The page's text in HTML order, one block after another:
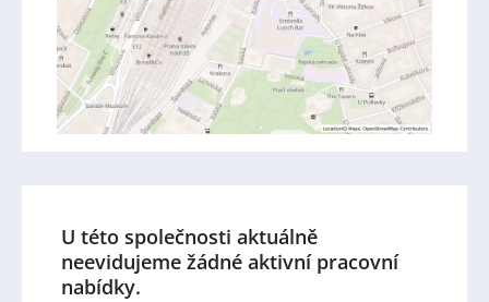
U této společnosti aktuálně
neevidujeme žádné aktivní pracovní
nabídky.